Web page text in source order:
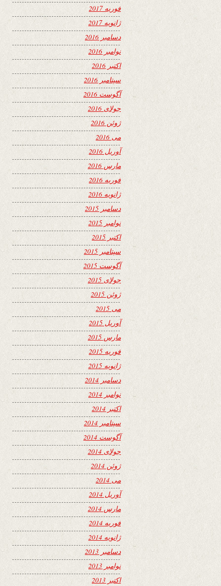
فوریه 2017
ژانویه 2017
دسامبر 2016
نوامبر 2016
اکتبر 2016
سپتامبر 2016
آگوست 2016
جولای 2016
ژوئن 2016
می 2016
آوریل 2016
مارس 2016
فوریه 2016
ژانویه 2016
دسامبر 2015
نوامبر 2015
اکتبر 2015
سپتامبر 2015
آگوست 2015
جولای 2015
ژوئن 2015
می 2015
آوریل 2015
مارس 2015
فوریه 2015
ژانویه 2015
دسامبر 2014
نوامبر 2014
اکتبر 2014
سپتامبر 2014
آگوست 2014
جولای 2014
ژوئن 2014
می 2014
آوریل 2014
مارس 2014
فوریه 2014
ژانویه 2014
دسامبر 2013
نوامبر 2013
اکتبر 2013